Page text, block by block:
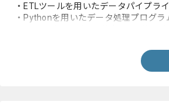
・ETLツールを用いたデータパイプラ
・Pythonを用いたデータ処理プログラ